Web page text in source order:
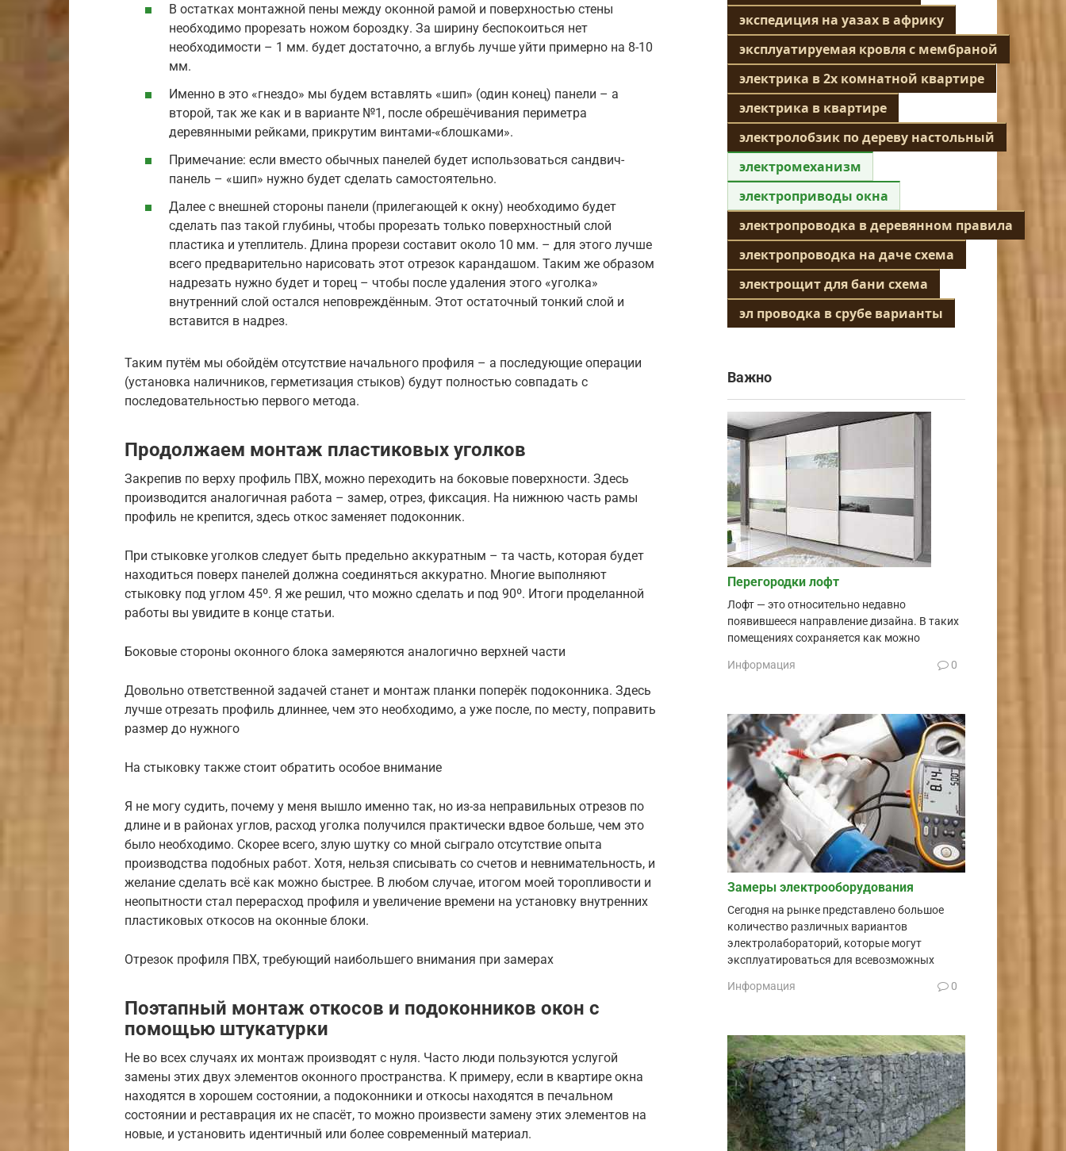
В остатках монтажной пены между оконной рамой и поверхностью стены
необходимо прорезать ножом бороздку. За ширину беспокоиться нет
необходимости – 1 мм. будет достаточно, а вглубь лучше уйти примерно на 8-10
мм.
Именно в это «гнездо» мы будем вставлять «шип» (один конец) панели – а
второй, так же как и в варианте №1, после обрешёчивания периметра
деревянными рейками, прикрутим винтами-«блошками».
Примечание: если вместо обычных панелей будет использоваться сандвич-
панель – «шип» нужно будет сделать самостоятельно.
Далее с внешней стороны панели (прилегающей к окну) необходимо будет
сделать паз такой глубины, чтобы прорезать только поверхностный слой
пластика и утеплитель. Длина прорези составит около 10 мм. – для этого лучше
всего предварительно нарисовать этот отрезок карандашом. Таким же образом
надрезать нужно будет и торец – чтобы после удаления этого «уголка»
внутренний слой остался неповреждённым. Этот остаточный тонкий слой и
вставится в надрез.
Таким путём мы обойдём отсутствие начального профиля – а последующие операции
(установка наличников, герметизация стыков) будут полностью совпадать с
последовательностью первого метода.
Продолжаем монтаж пластиковых уголков
Закрепив по верху профиль ПВХ, можно переходить на боковые поверхности. Здесь
производится аналогичная работа – замер, отрез, фиксация. На нижнюю часть рамы
профиль не крепится, здесь откос заменяет подоконник.
При стыковке уголков следует быть предельно аккуратным – та часть, которая будет
находиться поверх панелей должна соединяться аккуратно. Многие выполняют
стыковку под углом 45º. Я же решил, что можно сделать и под 90º. Итоги проделанной
работы вы увидите в конце статьи.
Боковые стороны оконного блока замеряются аналогично верхней части
Довольно ответственной задачей станет и монтаж планки поперёк подоконника. Здесь
лучше отрезать профиль длиннее, чем это необходимо, а уже после, по месту, поправить
размер до нужного
На стыковку также стоит обратить особое внимание
Я не могу судить, почему у меня вышло именно так, но из-за неправильных отрезов по
длине и в районах углов, расход уголка получился практически вдвое больше, чем это
было необходимо. Скорее всего, злую шутку со мной сыграло отсутствие опыта
производства подобных работ. Хотя, нельзя списывать со счетов и невнимательность, и
желание сделать всё как можно быстрее. В любом случае, итогом моей торопливости и
неопытности стал перерасход профиля и увеличение времени на установку внутренних
пластиковых откосов на оконные блоки.
Отрезок профиля ПВХ, требующий наибольшего внимания при замерах
Поэтапный монтаж откосов и подоконников окон с
помощью штукатурки
Не во всех случаях их монтаж производят с нуля. Часто люди пользуются услугой
замены этих двух элементов оконного пространства. К примеру, если в квартире окна
находятся в хорошем состоянии, а подоконники и откосы находятся в печальном
состоянии и реставрация их не спасёт, то можно произвести замену этих элементов на
новые, и установить идентичный или более современный материал.
экспедиция на уазах в африку
эксплуатируемая кровля с мембраной
электрика в 2х комнатной квартире
электрика в квартире
электролобзик по дереву настольный
электромеханизм
электроприводы окна
электропроводка в деревянном правила
электропроводка на даче схема
электрощит для бани схема
эл проводка в срубе варианты
Важно
Перегородки лофт
Лофт — это относительно недавно
появившееся направление дизайна. В таких
помещениях сохраняется как можно
Информация 0
Замеры электрооборудования
Сегодня на рынке представлено большое
количество различных вариантов
электролабораторий, которые могут
эксплуатироваться для всевозможных
Информация 0